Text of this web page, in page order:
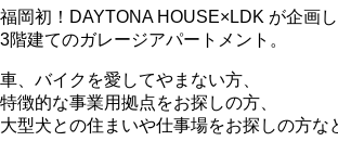
福岡初！DAYTONA HOUSE×LDK が企画
3階建てのガレージアパートメント。
車、バイクを愛してやまない方、
特徴的な事業用拠点をお探しの方、
大型犬との住まいや仕事場をお探しの方な